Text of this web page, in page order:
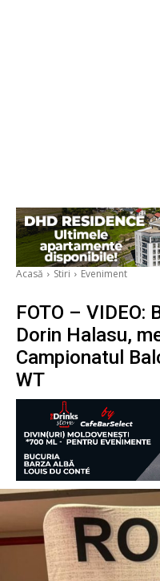
Acasă Stiri Eveniment
FOTO –
Dorin Halasu,
Campionatul
WT